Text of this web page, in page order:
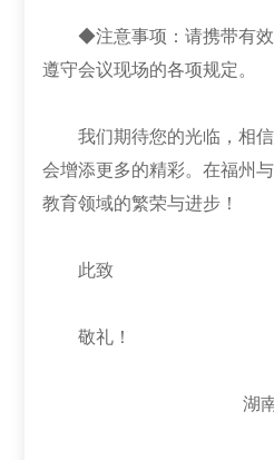
◆注意事项：请携带有效
遵守会议现场的各项规定。
我们期待您的光临，相信
会增添更多的精彩。在福州
教育领域的繁荣与进步！
此致
敬礼！
湖